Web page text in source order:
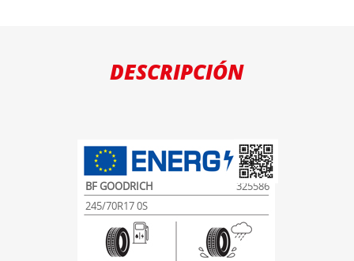
DESCRIPCIÓN
BF GOODRICH
325586
245/70R17 0S